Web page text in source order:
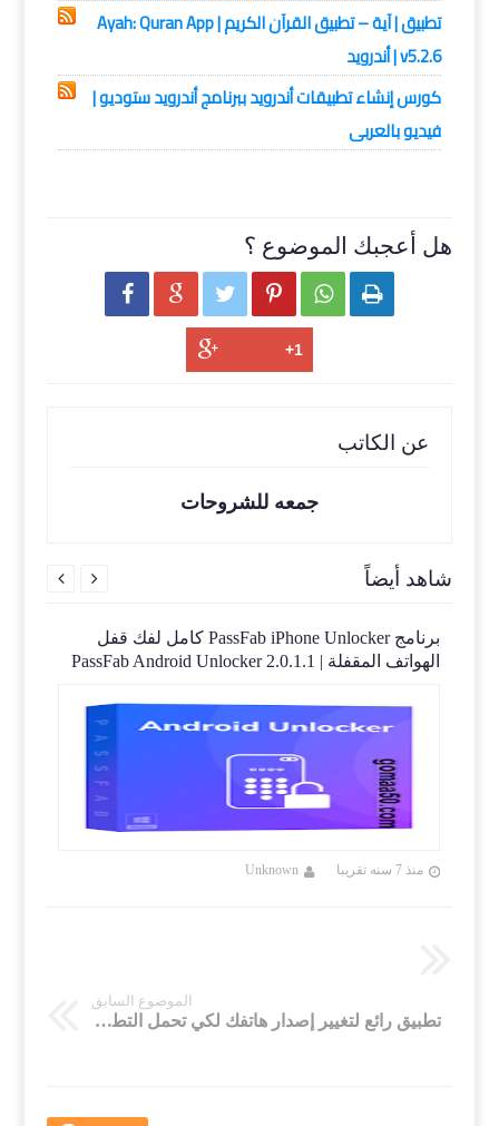
تطبيق | آية – تطبيق القرآن الكريم | Ayah: Quran App
v5.2.6 | أندرويد
كورس إنشاء تطبيقات أندرويد ببرنامج أندرويد ستوديو |
فيديو بالعربى
هل أعجبك الموضوع ؟
     
عن الكاتب
جمعه للشروحات
شاهد أيضاً
برنامج PassFab iPhone Unlocker كامل لفك قفل
الهواتف المقفلة | PassFab Android Unlocker 2.0.1.1
منذ 7 سنه تقريبا Unknown
 
الموضوع السابق
تطبيق رائع لتغيير إصدار هاتفك لكي تحمل التطبيقات الغير متوافقة مع جهازك بسهولة